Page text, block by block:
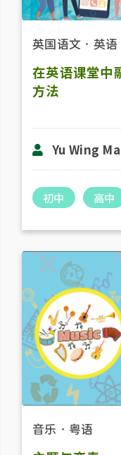
英国语文 ． 英语
在英语课堂中
方法
Yu Wing
初中 高中
音乐 ． 粤语